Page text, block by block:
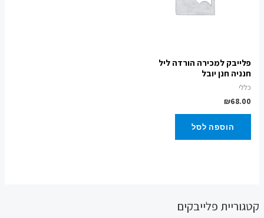
קטגוריית פלייבקים
פלייבק למכירה הורדה ליל
חנניה חנן יובל
כללי
₪68.00
הוספה לסל